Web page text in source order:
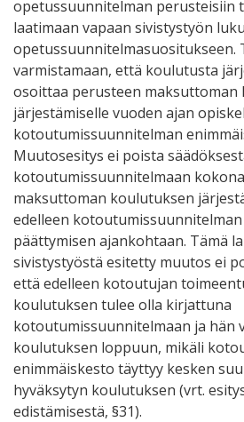
opetussuunnitelman perusteisiin
laatimaan vapaan sivistystyön
opetussuunnitelmasuositukseen.
varmistamaan, että koulutusta
osoittaa perusteen maksuttoman
järjestämiselle vuoden ajan
kotoutumissuunnitelman
Muutosesitys ei poista
kotoutumissuunnitelmaan
maksuttoman koulutuksen
edelleen
päättymisen ajankohtaan. Tämä
sivistystyöstä esitetty muutos ei
että edelleen kotoutujan
koulutuksen tulee olla kirjattuna
kotoutumissuunnitelmaan ja hän
koulutuksen loppuun, mikäli
enimmäiskesto täyttyy kesken
hyväksytyn koulutuksen (vrt.
edistämisestä, §31).